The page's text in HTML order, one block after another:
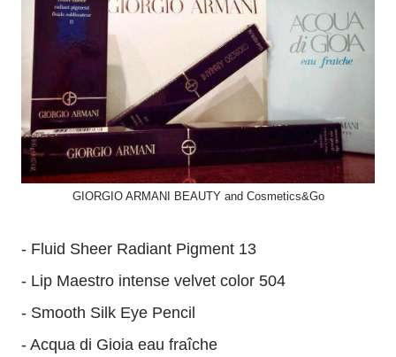
GIORGIO ARMANI BEAUTY and Cosmetics&Go
- Fluid Sheer Radiant Pigment 13
- Lip Maestro intense velvet color 504
- Smooth Silk Eye Pencil
- Acqua di Gioia eau fraîche